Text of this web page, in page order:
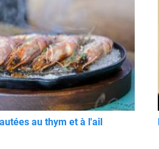
au thym et à l'ail